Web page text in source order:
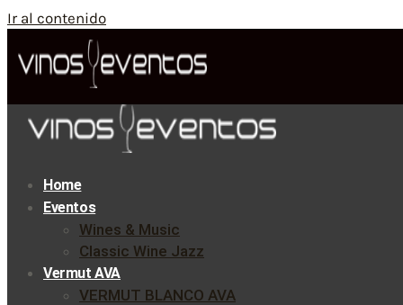
Ir al contenido
Home
Eventos
Wines & Music
Classic Wine Jazz
Vermut AVA
VERMUT BLANCO AVA